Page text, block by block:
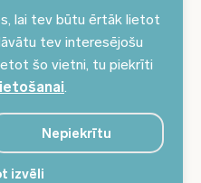
lai tev būtu ērtāk lietot
tev interesējošu
šo vietni, tu piekrīti
.
izvēli
Nepiekrītu
aktuālākos